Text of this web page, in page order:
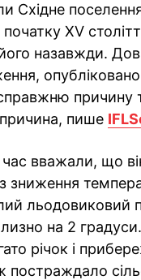
Східне
XV
назавжди.
причину
пише
вважали, що
зниження
льодовиковий
на 2
річок і
постраждало